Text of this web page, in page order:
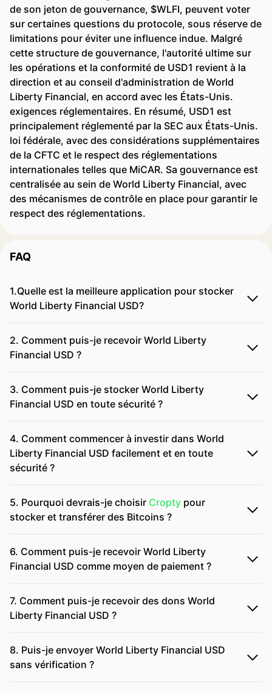
de son jeton de gouvernance, $WLFI, peuvent voter
sur certaines questions du protocole, sous réserve de
limitations pour éviter une influence indue. Malgré
cette structure de gouvernance, l'autorité ultime sur
les opérations et la conformité de USD1 revient à la
direction et au conseil d'administration de World
Liberty Financial, en accord avec les États-Unis.
exigences réglementaires. En résumé, USD1 est
principalement réglementé par la SEC aux États-Unis.
loi fédérale, avec des considérations supplémentaires
de la CFTC et le respect des réglementations
internationales telles que MiCAR. Sa gouvernance est
centralisée au sein de World Liberty Financial, avec
des mécanismes de contrôle en place pour garantir le
respect des réglementations.
FAQ
1.Quelle est la meilleure application pour stocker
World Liberty Financial USD?
2. Comment puis-je recevoir World Liberty
Financial USD ?
3. Comment puis-je stocker World Liberty
Financial USD en toute sécurité ?
4. Comment commencer à investir dans World
Liberty Financial USD facilement et en toute
sécurité ?
5. Pourquoi devrais-je choisir Cropty pour
stocker et transférer des Bitcoins ?
6. Comment puis-je recevoir World Liberty
Financial USD comme moyen de paiement ?
7. Comment puis-je recevoir des dons World
Liberty Financial USD ?
8. Puis-je envoyer World Liberty Financial USD
sans vérification ?